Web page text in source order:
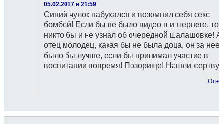
05.02.2017 в 21:59
Синий чулок набухался и возомнил себя секс
бомбой! Если бы не было видео в интернете, то
никто бы и не узнал об очередной шалашовке!
отец молодец, какая бы не была доца, он за
было бы лучше, если бы принимал участие в
воспитании вовремя! Позорище! Нашли